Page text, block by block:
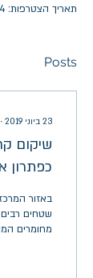
תאריך הצטרפות: 24 באפר׳ 2019
Posts
23 ביוני 2019 ∙
שיקום
כפתרון
באזור
שטחים
מחומרים